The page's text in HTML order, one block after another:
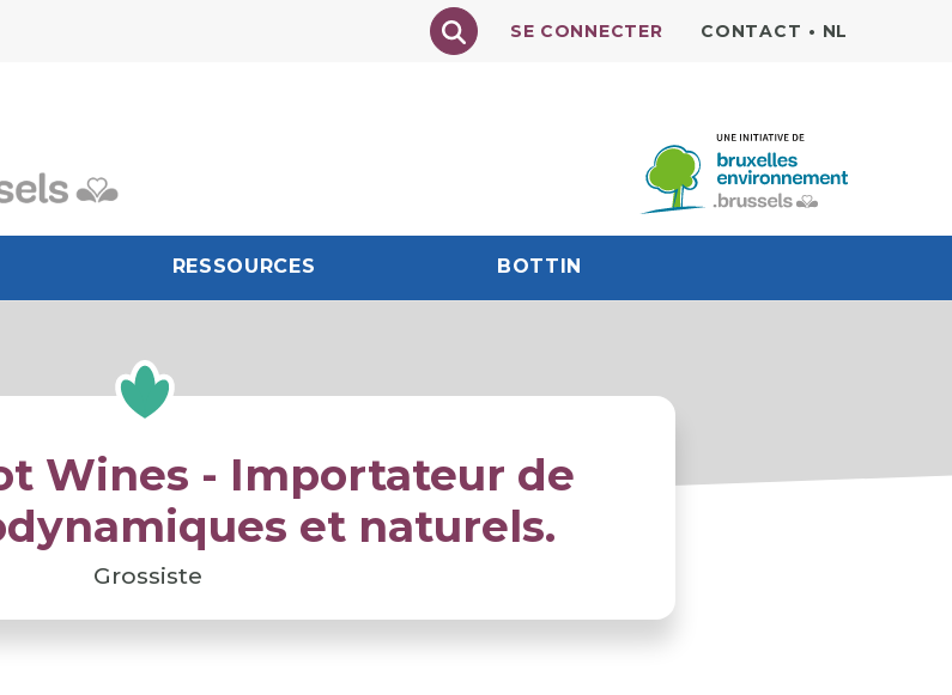
Texte à rechercher
SE CONNECTER CONTACT • NL
RESSOURCES BOTTIN
Wines - Importateur de
et naturels.
Grossiste